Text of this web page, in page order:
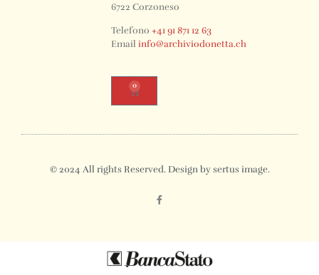
6722 Corzoneso
Telefono+41 91 871 12 63
Emailinfo@archiviodonetta.ch
0
© 2024 All rights Reserved. Design by sertus image.